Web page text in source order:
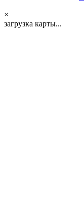
×
загрузка карты...